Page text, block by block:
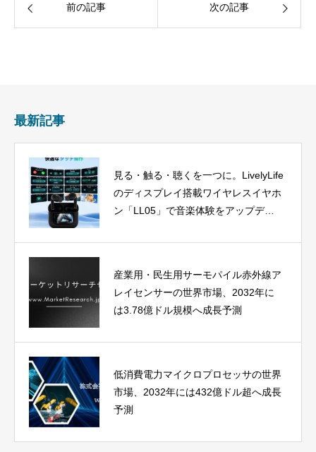
前の記事 次の記事
最新記事
見る・触る・聴くを一つに。LivelyLife
のディスプレイ搭載ワイヤレスイヤホ
ン「LL05」で音楽体験をアップデー
産業用・民生用サーモパイル赤外線ア
レイセンサーの世界市場、2032年に
は3.78億ドル規模へ成長予測
低消費電力マイクロプロセッサの世界
市場、2032年には432億ドル超へ成長
予測